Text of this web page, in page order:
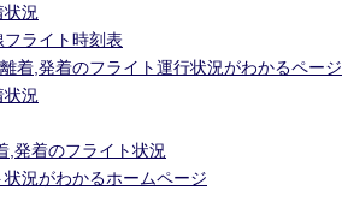
況
ライト時刻表
着,発着のフライト運行状況がわかるページ
状況
,発着のフライト状況
況がわかるホームページ